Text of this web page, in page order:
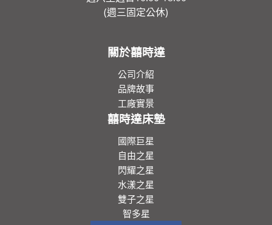
(週三固定公休)
關於囍時達
公司介紹
品牌故事
工廠實景
囍時達床墊
國際巨星
自由之星
閃耀之星
水漾之星
雙子之星
智多星